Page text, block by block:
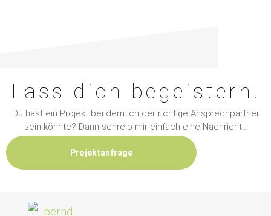
Lass dich begeistern!
Du hast ein Projekt bei dem ich der richtige Ansprechpartner
sein könnte? Dann schreib mir einfach eine Nachricht…
Projektanfrage